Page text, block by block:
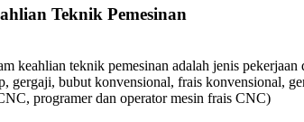
Teknik Pemesinan
keahlian teknik pemesinan adalah jenis
gergaji, bubut konvensional, frais konvensional,
programer dan operator mesin frais CNC)